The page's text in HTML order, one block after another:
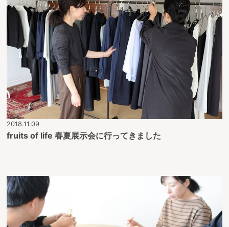
2018.11.09
fruits of life 春夏展示会に行ってきました